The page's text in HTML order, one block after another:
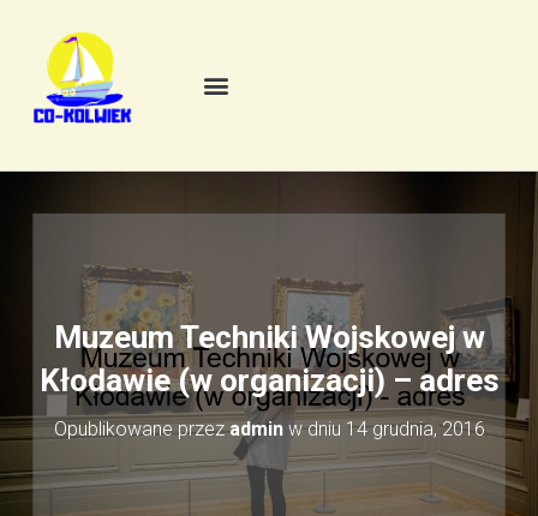
Muzeum Techniki Wojskowej w
Kłodawie (w organizacji) – adres
Opublikowane przezadminw dniu 14 grudnia, 2016